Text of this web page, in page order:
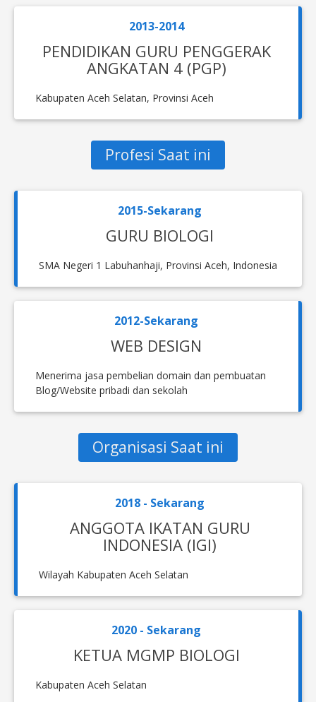
2013-2014
PENDIDIKAN GURU PENGGERAK
ANGKATAN 4 (PGP)
Kabupaten Aceh Selatan, Provinsi Aceh
Profesi Saat ini
2015-Sekarang
GURU BIOLOGI
SMA Negeri 1 Labuhanhaji, Provinsi Aceh, Indonesia
2012-Sekarang
WEB DESIGN
Menerima jasa pembelian domain dan pembuatan
Blog/Website pribadi dan sekolah
Organisasi Saat ini
2018 - Sekarang
ANGGOTA IKATAN GURU
INDONESIA (IGI)
Wilayah Kabupaten Aceh Selatan
2020 - Sekarang
KETUA MGMP BIOLOGI
Kabupaten Aceh Selatan